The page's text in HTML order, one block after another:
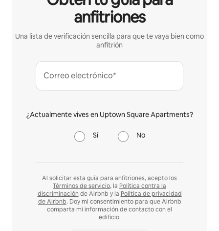
anfitriones
Una lista de verificación sencilla para que te vaya bien como
anfitrión
Correo electrónico*
¿Actualmente vives en Uptown Square Apartments?
Sí No
Al solicitar esta guía para anfitriones, acepto los
Términos de servicio, la Política contra la
discriminación de Airbnb y la Política de privacidad
de Airbnb. Doy mi consentimiento para que Airbnb
comparta mi información de contacto con el
edificio.